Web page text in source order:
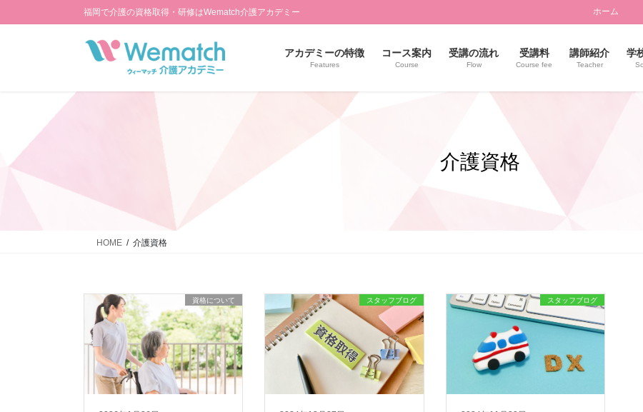
ン
ビ
福岡で介護の資格取得・研修はWematch介護アカデミー ホーム
アカデミーの特徴
Features
コース案内
Course
受講の流れ
Flow
受講料
Course fee
講師紹介
Teacher
学
介護資格
HOME 介護資格
資格について スタッフブログ スタッフブログ